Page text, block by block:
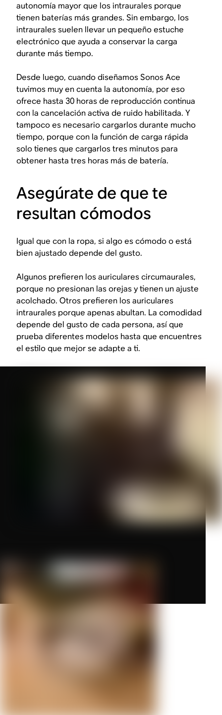
autonomía mayor que los intraurales porque
tienen baterías más grandes. Sin embargo, los
intraurales suelen llevar un pequeño estuche
electrónico que ayuda a conservar la carga
durante más tiempo.
Desde luego, cuando diseñamos Sonos Ace
tuvimos muy en cuenta la autonomía, por eso
ofrece hasta 30 horas de reproducción continua
con la cancelación activa de ruido habilitada. Y
tampoco es necesario cargarlos durante mucho
tiempo, porque con la función de carga rápida
solo tienes que cargarlos tres minutos para
obtener hasta tres horas más de batería.
Asegúrate de que te
resultan cómodos
Igual que con la ropa, si algo es cómodo o está
bien ajustado depende del gusto.
Algunos prefieren los auriculares circumaurales,
porque no presionan las orejas y tienen un ajuste
acolchado. Otros prefieren los auriculares
intraurales porque apenas abultan. La comodidad
depende del gusto de cada persona, así que
prueba diferentes modelos hasta que encuentres
el estilo que mejor se adapte a ti.